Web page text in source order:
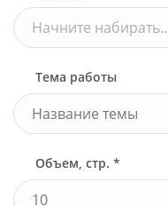
Начните
Тема работы
Объем, стр. *